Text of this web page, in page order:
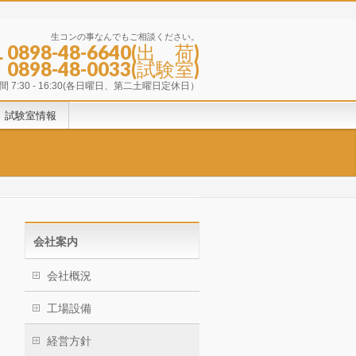
生コンの事なんでもご相談ください。
0898-48-6640(出 荷)
0898-48-0033(試験室)
7:30 - 16:30(各日曜日、第二土曜日定休日）
試験室情報
会社案内
会社概況
工場設備
経営方針